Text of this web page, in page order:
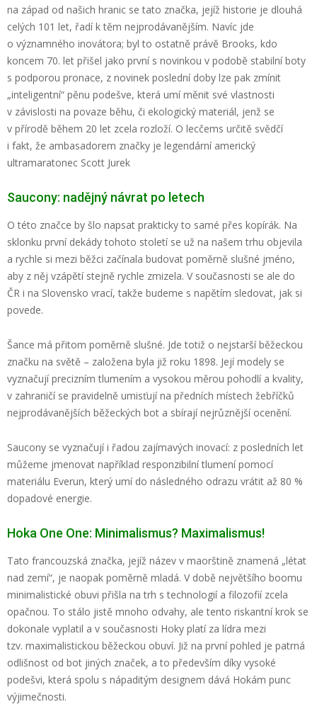
na západ od našich hranic se tato značka, jejíž historie je dlouhá
celých 101 let, řadí k těm nejprodávanějším. Navíc jde
o významného inovátora; byl to ostatně právě Brooks, kdo
koncem 70. let přišel jako první s novinkou v podobě stabilní boty
s podporou pronace, z novinek poslední doby lze pak zmínit
„inteligentní“ pěnu podešve, která umí měnit své vlastnosti
v závislosti na povaze běhu, či ekologický materiál, jenž se
v přírodě během 20 let zcela rozloží. O lecčems určitě svědčí
i fakt, že ambasadorem značky je legendární americký
ultramaratonec Scott Jurek
Saucony: nadějný návrat po letech
O této značce by šlo napsat prakticky to samé přes kopírák. Na
sklonku první dekády tohoto století se už na našem trhu objevila
a rychle si mezi běžci začínala budovat poměrně slušné jméno,
aby z něj vzápětí stejně rychle zmizela. V současnosti se ale do
ČR i na Slovensko vrací, takže budeme s napětím sledovat, jak si
povede.
Šance má přitom poměrně slušné. Jde totiž o nejstarší běžeckou
značku na světě – založena byla již roku 1898. Její modely se
vyznačují precizním tlumením a vysokou měrou pohodlí a kvality,
v zahraničí se pravidelně umisťují na předních místech žebříčků
nejprodávanějších běžeckých bot a sbírají nejrůznější ocenění.
Saucony se vyznačují i řadou zajímavých inovací: z posledních let
můžeme jmenovat například responzibilní tlumení pomocí
materiálu Everun, který umí do následného odrazu vrátit až 80 %
dopadové energie.
Hoka One One: Minimalismus? Maximalismus!
Tato francouzská značka, jejíž název v maorštině znamená „létat
nad zemí“, je naopak poměrně mladá. V době největšího boomu
minimalistické obuvi přišla na trh s technologií a filozofií zcela
opačnou. To stálo jistě mnoho odvahy, ale tento riskantní krok se
dokonale vyplatil a v současnosti Hoky platí za lídra mezi
tzv. maximalistickou běžeckou obuví. Již na první pohled je patrná
odlišnost od bot jiných značek, a to především díky vysoké
podešvi, která spolu s nápaditým designem dává Hokám punc
výjimečnosti.